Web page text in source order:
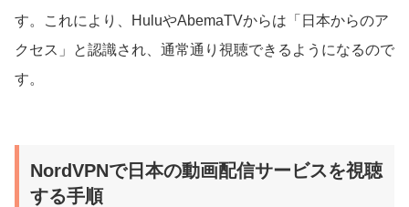
す。これにより、HuluやAbemaTVからは「日本からのア
クセス」と認識され、通常通り視聴できるようになるので
す。
NordVPNで日本の動画配信サービスを視聴
する手順